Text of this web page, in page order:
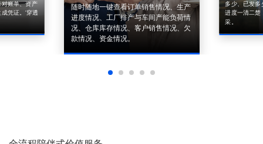
账单、资产
凭证。'穿透
随时随地一键查看订单销售情况、生产
进度情况、工厂排产与车间产能负荷情
况、仓库库存情况、客户销售情况、欠
款情况、资金情况。
多少、已发多
进度一清二楚
采。